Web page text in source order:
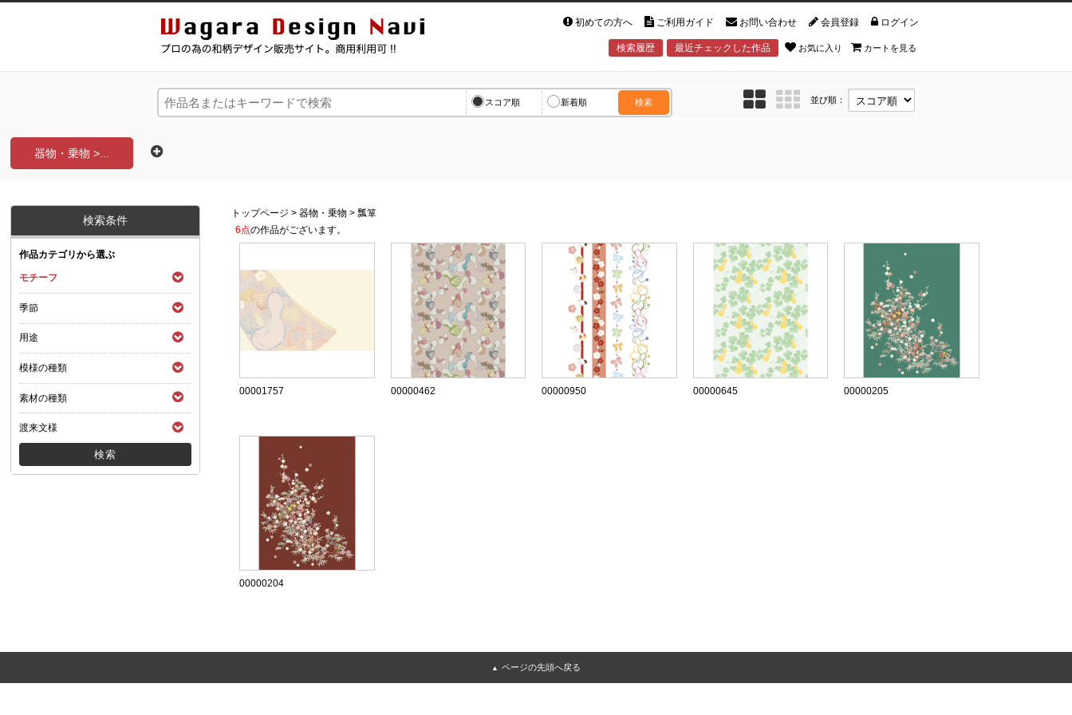
初めての方へ ご利用ガイド お問い合わせ 会員登録 ログイン
検索履歴 最近チェックした作品 お気に入り カートを見る
スコア順 新着順 検索 並び順：
器物・乗物 >...
検索条件
作品カテゴリから選ぶ
モチーフ
季節
用途
模様の種類
素材の種類
渡来文様
トップページ >器物・乗物 >瓢箪
6点の作品がございます。
00001757 00000462 00000950 00000645 00000205
00000204
ページの先頭へ戻る